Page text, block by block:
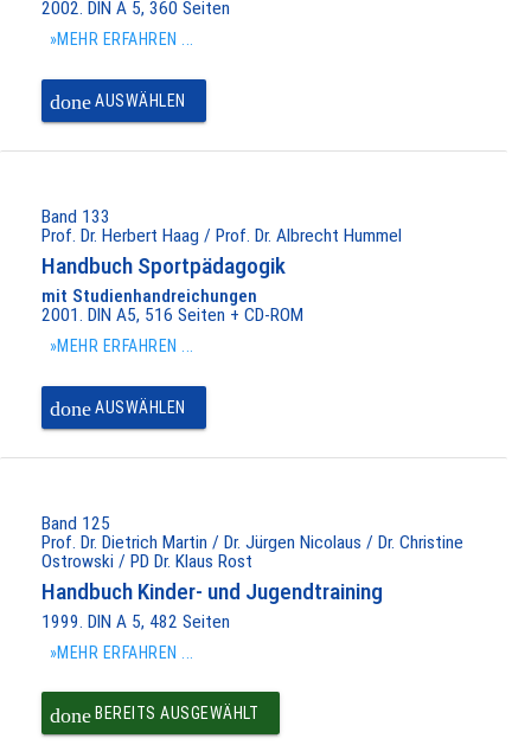
2002. DIN A 5, 360 Seiten
»MEHR ERFAHREN ...
doneAUSWÄHLEN
Band 133
Prof. Dr. Herbert Haag / Prof. Dr. Albrecht Hummel
Handbuch Sportpädagogik
mit Studienhandreichungen
2001. DIN A5, 516 Seiten + CD-ROM
»MEHR ERFAHREN ...
doneAUSWÄHLEN
Band 125
Prof. Dr. Dietrich Martin / Dr. Jürgen Nicolaus / Dr. Christine
Ostrowski / PD Dr. Klaus Rost
Handbuch Kinder- und Jugendtraining
1999. DIN A 5, 482 Seiten
»MEHR ERFAHREN ...
doneBEREITS AUSGEWÄHLT